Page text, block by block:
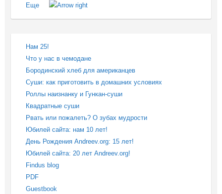
Еще
Нам 25!
Что у нас в чемодане
Бородинский хлеб для американцев
Суши: как приготовить в домашних условиях
Роллы наизнанку и Гункан-суши
Квадратные суши
Рвать или пожалеть? О зубах мудрости
Юбилей сайта: нам 10 лет!
День Рождения Andreev.org: 15 лет!
Юбилей сайта: 20 лет Andreev.org!
Findus blog
PDF
Guestbook